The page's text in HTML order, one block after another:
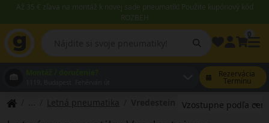
Až 35 € zľava na montáž k novej sade pneumatík! Použite kupónový kód
ROZBEH
Rezervácia
Termínu
Letná pneumatika